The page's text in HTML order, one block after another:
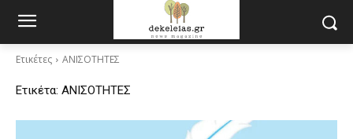
Ετικέτες ΑΝΙΣΟΤΗΤΕΣ
Ετικέτα: ΑΝΙΣΟΤΗΤΕΣ